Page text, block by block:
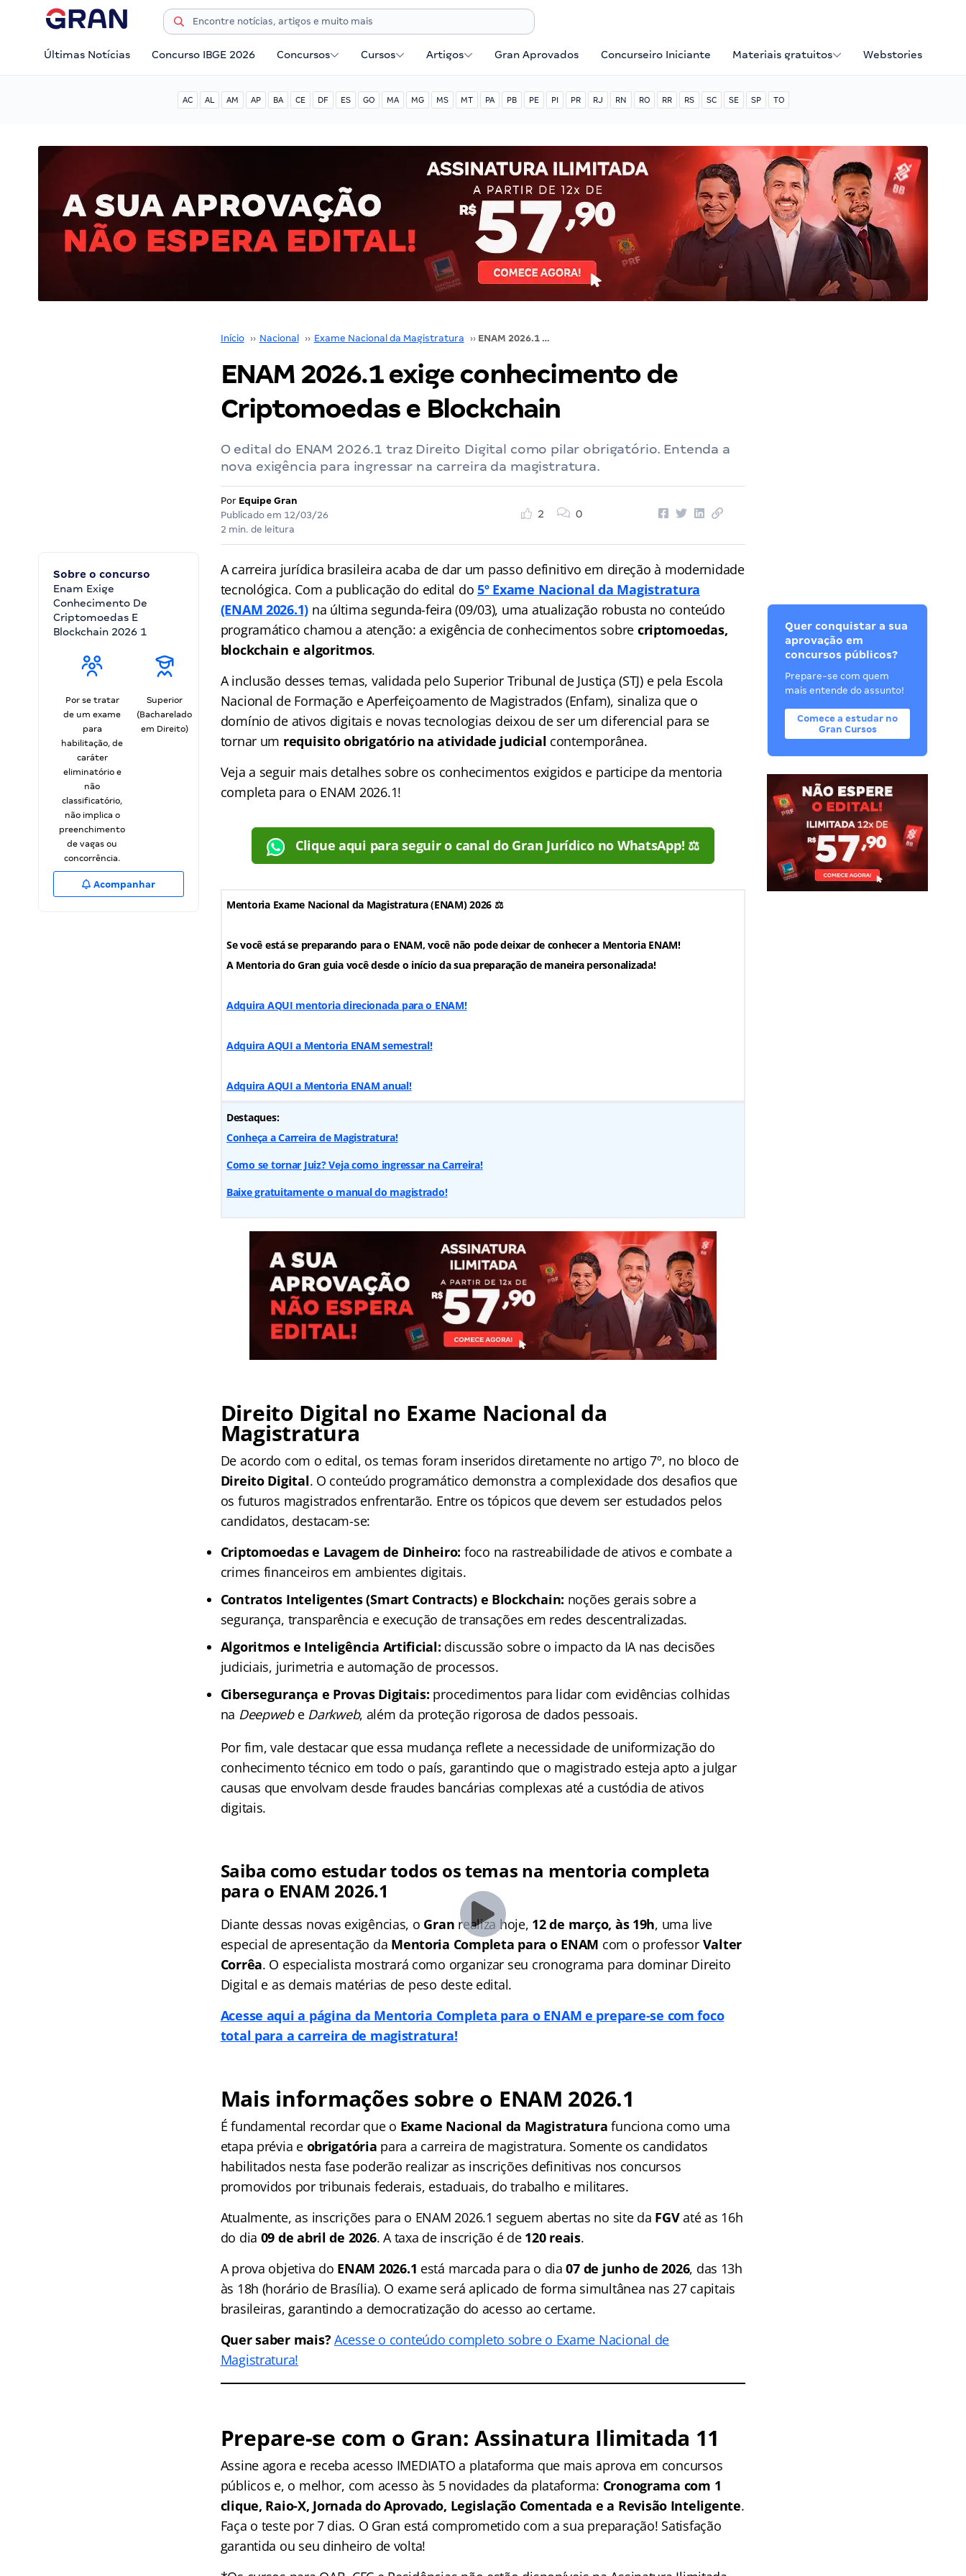
Últimas Notícias Concurso IBGE 2026 Concursos Cursos Artigos Gran Aprovados Concurseiro Iniciante Materiais gratuitos Webstories
AC AL AM AP BA CE DF ES GO MA MG MS MT PA PB PE PI PR RJ RN RO RR RS SC SE SP TO
Início ›› Nacional ›› Exame Nacional da Magistratura ›› ENAM 2026.1 exige conhecimento de Criptomoedas e Blockchain
ENAM 2026.1 exige conhecimento de
Criptomoedas e Blockchain
O edital do ENAM 2026.1 traz Direito Digital como pilar obrigatório. Entenda a
nova exigência para ingressar na carreira da magistratura.
Por Equipe Gran
Publicado em 12/03/26
2 min. de leitura
2 0
Sobre o concurso
Enam Exige
Conhecimento De
Criptomoedas E
Blockchain 2026 1
Por se tratar
de um exame
para
habilitação, de
caráter
eliminatório e
não
classificatório,
não implica o
preenchimento
de vagas ou
concorrência.
Superior
(Bacharelado
em Direito)
Acompanhar
A carreira jurídica brasileira acaba de dar um passo definitivo em direção à modernidade
tecnológica. Com a publicação do edital do 5º Exame Nacional da Magistratura
(ENAM 2026.1) na última segunda-feira (09/03), uma atualização robusta no conteúdo
programático chamou a atenção: a exigência de conhecimentos sobre criptomoedas,
blockchain e algoritmos.
A inclusão desses temas, validada pelo Superior Tribunal de Justiça (STJ) e pela Escola
Nacional de Formação e Aperfeiçoamento de Magistrados (Enfam), sinaliza que o
domínio de ativos digitais e novas tecnologias deixou de ser um diferencial para se
tornar um requisito obrigatório na atividade judicial contemporânea.
Veja a seguir mais detalhes sobre os conhecimentos exigidos e participe da mentoria
completa para o ENAM 2026.1!
Clique aqui para seguir o canal do Gran Jurídico no WhatsApp! ⚖️
Mentoria Exame Nacional da Magistratura (ENAM) 2026 ⚖️
Se você está se preparando para o ENAM, você não pode deixar de conhecer a Mentoria ENAM!
A Mentoria do Gran guia você desde o início da sua preparação de maneira personalizada!
Adquira AQUI mentoria direcionada para o ENAM!
Adquira AQUI a Mentoria ENAM semestral!
Adquira AQUI a Mentoria ENAM anual!
Destaques:
Conheça a Carreira de Magistratura!
Como se tornar Juiz? Veja como ingressar na Carreira!
Baixe gratuitamente o manual do magistrado!
Direito Digital no Exame Nacional da
Magistratura
De acordo com o edital, os temas foram inseridos diretamente no artigo 7º, no bloco de
Direito Digital. O conteúdo programático demonstra a complexidade dos desafios que
os futuros magistrados enfrentarão. Entre os tópicos que devem ser estudados pelos
candidatos, destacam-se:
Criptomoedas e Lavagem de Dinheiro: foco na rastreabilidade de ativos e combate a
crimes financeiros em ambientes digitais.
Contratos Inteligentes (Smart Contracts) e Blockchain: noções gerais sobre a
segurança, transparência e execução de transações em redes descentralizadas.
Algoritmos e Inteligência Artificial: discussão sobre o impacto da IA nas decisões
judiciais, jurimetria e automação de processos.
Cibersegurança e Provas Digitais: procedimentos para lidar com evidências colhidas
na Deepwebe Darkweb, além da proteção rigorosa de dados pessoais.
Por fim, vale destacar que essa mudança reflete a necessidade de uniformização do
conhecimento técnico em todo o país, garantindo que o magistrado esteja apto a julgar
causas que envolvam desde fraudes bancárias complexas até a custódia de ativos
digitais.
Saiba como estudar todos os temas na mentoria completa
para o ENAM 2026.1
Diante dessas novas exigências, o Gran realiza hoje, 12 de março, às 19h, uma live
especial de apresentação da Mentoria Completa para o ENAM com o professor Valter
Corrêa. O especialista mostrará como organizar seu cronograma para dominar Direito
Digital e as demais matérias de peso deste edital.
Acesse aqui a página da Mentoria Completa para o ENAM e prepare-se com foco
total para a carreira de magistratura!
Mais informações sobre o ENAM 2026.1
É fundamental recordar que o Exame Nacional da Magistratura funciona como uma
etapa prévia e obrigatória para a carreira de magistratura. Somente os candidatos
habilitados nesta fase poderão realizar as inscrições definitivas nos concursos
promovidos por tribunais federais, estaduais, do trabalho e militares.
Atualmente, as inscrições para o ENAM 2026.1 seguem abertas no site da FGVaté as 16h
do dia 09 de abril de 2026. A taxa de inscrição é de 120 reais.
A prova objetiva do ENAM 2026.1 está marcada para o dia07 de junho de 2026, das 13h
às 18h (horário de Brasília). O exame será aplicado de forma simultânea nas 27 capitais
brasileiras, garantindo a democratização do acesso ao certame.
Quer saber mais?Acesse o conteúdo completo sobre o Exame Nacional de
Magistratura!
Prepare-se com o Gran: Assinatura Ilimitada 11
Assine agora e receba acesso IMEDIATO a plataforma que mais aprova em concursos
públicos e, o melhor, com acesso às 5 novidades da plataforma: Cronograma com 1
clique, Raio-X, Jornada do Aprovado, Legislação Comentada e a Revisão Inteligente.
Faça o teste por 7 dias. O Gran está comprometido com a sua preparação! Satisfação
garantida ou seu dinheiro de volta!
Quer conquistar a sua
aprovação em
concursos públicos?
Prepare-se com quem
mais entende do assunto!
Comece a estudar no
Gran Cursos